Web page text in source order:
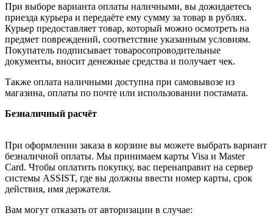
При выборе варианта оплаты наличными, вы дожидаетесь
приезда курьера и передаёте ему сумму за товар в рублях.
Курьер предоставляет товар, который можно осмотреть на
предмет повреждений, соответствие указанным условиям.
Покупатель подписывает товаросопроводительные
документы, вносит денежные средства и получает чек.
Также оплата наличными доступна при самовывозе из
магазина, оплаты по почте или использовании постамата.
Безналичный расчёт
При оформлении заказа в корзине вы можете выбрать вариант
безналичной оплаты. Мы принимаем карты Visa и Master
Card. Чтобы оплатить покупку, вас перенаправит на сервер
системы ASSIST, где вы должны ввести номер карты, срок
действия, имя держателя.
Вам могут отказать от авторизации в случае: